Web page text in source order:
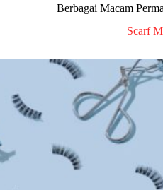
Berbagai Macam
Scarf